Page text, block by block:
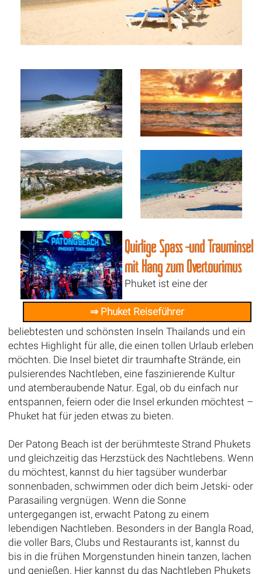
⇒ Phuket Reiseführer
Quirlige Spass -und Trauminsel
mit Hang zum Overtourimus
Phuket ist eine der
beliebtesten und schönsten Inseln Thailands und ein
echtes Highlight für alle, die einen tollen Urlaub erleben
möchten. Die Insel bietet dir traumhafte Strände, ein
pulsierendes Nachtleben, eine faszinierende Kultur
und atemberaubende Natur. Egal, ob du einfach nur
entspannen, feiern oder die Insel erkunden möchtest –
Phuket hat für jeden etwas zu bieten.
Der Patong Beach ist der berühmteste Strand Phukets
und gleichzeitig das Herzstück des Nachtlebens. Wenn
du möchtest, kannst du hier tagsüber wunderbar
sonnenbaden, schwimmen oder dich beim Jetski- oder
Parasailing vergnügen. Wenn die Sonne
untergegangen ist, erwacht Patong zu einem
lebendigen Nachtleben. Besonders in der Bangla Road,
die voller Bars, Clubs und Restaurants ist, kannst du
bis in die frühen Morgenstunden hinein tanzen, lachen
und genießen. Hier kannst du das Nachtleben Phukets